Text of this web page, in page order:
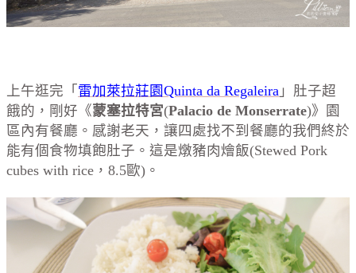
上午逛完「 雷加萊拉莊園Quinta da Regaleira 」肚子超
餓的，剛好《蒙塞拉特宮(Palacio de Monserrate)》園
區內有餐廳。感謝老天，讓四處找不到餐廳的我們終於
能有個食物填飽肚子。這是燉豬肉燴飯(Stewed Pork
cubes with rice，8.5歐)。